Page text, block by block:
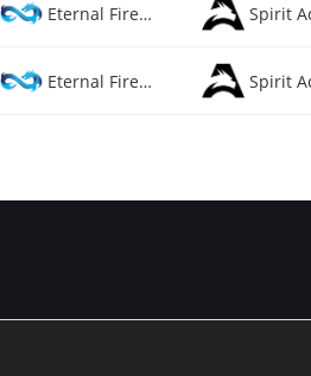
Eternal Fire Academy
Eternal Fire Academy